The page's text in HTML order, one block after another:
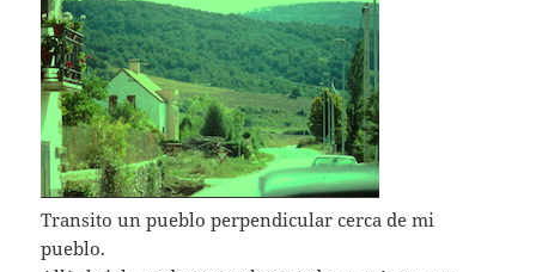
Transito un pueblo perpendicular cerca de mi
pueblo.